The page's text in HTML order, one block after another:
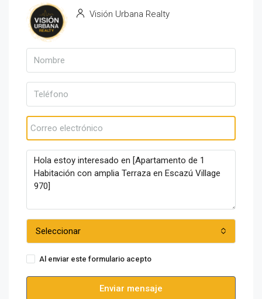
Visión Urbana Realty
Seleccionar
Al enviar este formulario acepto
Enviar mensaje